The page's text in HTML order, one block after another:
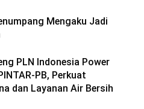
Mengaku Jadi
PLN Indonesia Power
PB, Perkuat
dan Layanan Air Bersih